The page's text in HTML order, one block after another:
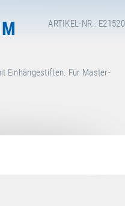
ARTIKEL-NR.: E21520
Einhängestiften. Für Master-